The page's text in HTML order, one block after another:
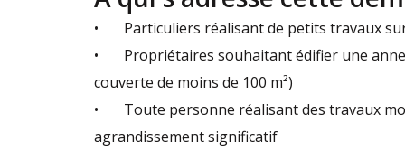
• Particuliers réalisant de petits travaux
• Propriétaires souhaitant édifier une
couverte de moins de 100 m²)
• Toute personne réalisant des travaux
agrandissement significatif